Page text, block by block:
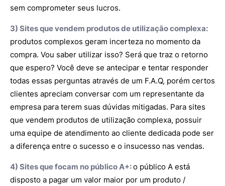
sem comprometer seus lucros.
3) Sites que vendem produtos de utilização complexa:
produtos complexos geram incerteza no momento da
compra. Vou saber utilizar isso? Será que traz o retorno
que espero? Você deve se antecipar e tentar responder
todas essas perguntas através de um F.A.Q, porém certos
clientes apreciam conversar com um representante da
empresa para terem suas dúvidas mitigadas. Para sites
que vendem produtos de utilização complexa, possuir
uma equipe de atendimento ao cliente dedicada pode ser
a diferença entre o sucesso e o insucesso nas vendas.
4) Sites que focam no público A+:o público A está
disposto a pagar um valor maior por um produto /